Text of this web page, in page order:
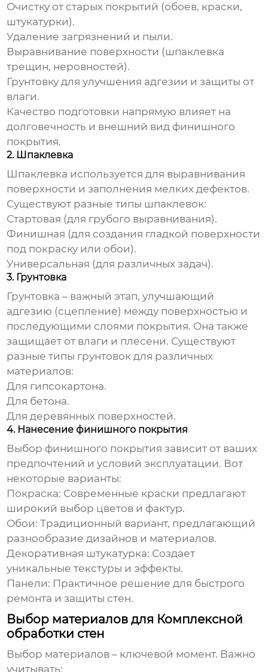
Очистку от старых покрытий (обоев, краски,
штукатурки).
Удаление загрязнений и пыли.
Выравнивание поверхности (шпаклевка
трещин, неровностей).
Грунтовку для улучшения адгезии и защиты от
влаги.
Качество подготовки напрямую влияет на
долговечность и внешний вид финишного
покрытия.
2. Шпаклевка
Шпаклевка используется для выравнивания
поверхности и заполнения мелких дефектов.
Существуют разные типы шпаклевок:
Стартовая (для грубого выравнивания).
Финишная (для создания гладкой поверхности
под покраску или обои).
Универсальная (для различных задач).
3. Грунтовка
Грунтовка – важный этап, улучшающий
адгезию (сцепление) между поверхностью и
последующими слоями покрытия. Она также
защищает от влаги и плесени. Существуют
разные типы грунтовок для различных
материалов:
Для гипсокартона.
Для бетона.
Для деревянных поверхностей.
4. Нанесение финишного покрытия
Выбор финишного покрытия зависит от ваших
предпочтений и условий эксплуатации. Вот
некоторые варианты:
Покраска: Современные краски предлагают
широкий выбор цветов и фактур.
Обои: Традиционный вариант, предлагающий
разнообразие дизайнов и материалов.
Декоративная штукатурка: Создает
уникальные текстуры и эффекты.
Панели: Практичное решение для быстрого
ремонта и защиты стен.
Выбор материалов для Комплексной
обработки стен
Выбор материалов – ключевой момент. Важно
учитывать: